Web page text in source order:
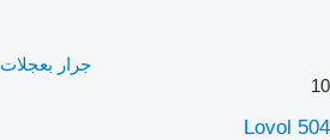
جرار بعجلات Lovol 504
10
Lovol 504